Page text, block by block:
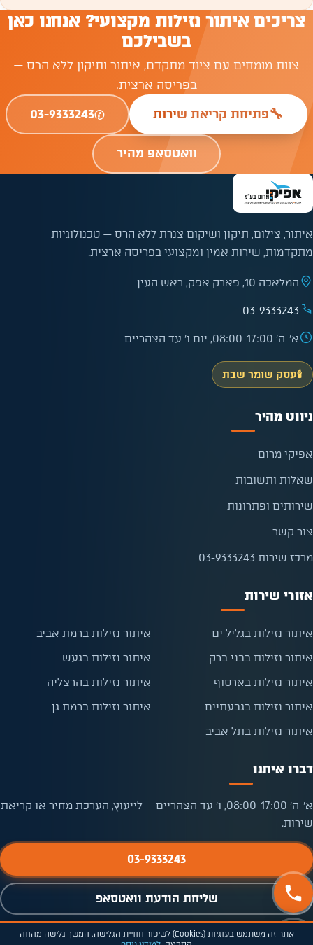
צריכים איתור נזילות מקצועי? אנחנו כאן
בשבילכם
צוות מומחים עם ציוד מתקדם, איתור ותיקון ללא הרס —
בפריסה ארצית.
🔧פתיחת קריאת שירות ✆
03-9333243
וואטסאפ מהיר
איתור, צילום, תיקון ושיקום צנרת ללא הרס — טכנולוגיות
מתקדמות, שירות אמין ומקצועי בפריסה ארצית.
המלאכה 10, פארק אפק, ראש העין
03-9333243
א׳-ה׳ 08:00-17:00, יום ו׳ עד הצהריים
🕯️עסק שומר שבת
ניווט מהיר
אפיקי מרום
שאלות ותשובות
שירותים ופתרונות
צור קשר
מרכז שירות 03-9333243
אזורי שירות
איתור נזילות בגליל ים
איתור נזילות ברמת אביב
איתור נזילות בבני ברק
איתור נזילות בגעש
איתור נזילות בארסוף
איתור נזילות בהרצליה
איתור נזילות בגבעתיים
איתור נזילות ברמת גן
איתור נזילות בתל אביב
דברו איתנו
א׳-ה׳ 08:00-17:00, ו׳ עד הצהריים — לייעוץ, הערכת מחיר או קריאת
שירות.
03-9333243
שליחת הודעת וואטסאפ
הצהרת נגישותמפת אתר
חייגו אלינו
אתר זה משתמש בעוגיות (Cookies) לשיפור חוויית הגלישה. המשך גלישה מהווה